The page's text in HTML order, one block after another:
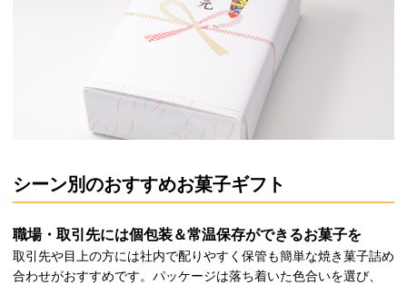
シーン別のおすすめお菓子ギフト
職場・取引先には個包装＆常温保存ができるお菓子を
取引先や目上の方には社内で配りやすく保管も簡単な焼き菓子詰め
合わせがおすすめです。パッケージは落ち着いた色合いを選び、